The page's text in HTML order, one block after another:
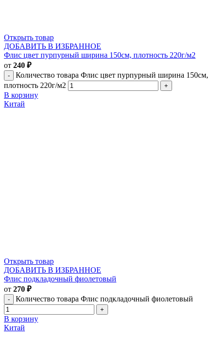
Открыть товар
ДОБАВИТЬ В ИЗБРАННОЕ
Флис цвет пурпурный ширина 150см, плотность 220г/м2
от 240 ₽
Количество товара Флис цвет пурпурный ширина 150см,
плотность 220г/м2
В корзину
Китай
Открыть товар
ДОБАВИТЬ В ИЗБРАННОЕ
Флис подкладочный фиолетовый
от 270 ₽
Количество товара Флис подкладочный фиолетовый
В корзину
Китай